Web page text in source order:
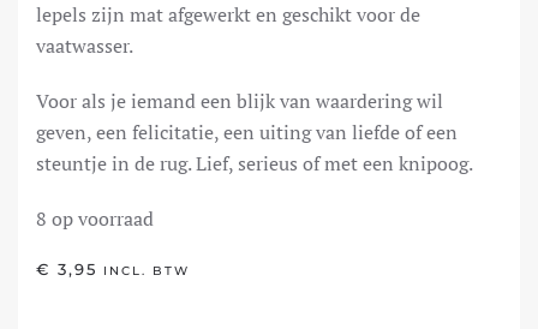
lepels zijn mat afgewerkt en geschikt voor de
vaatwasser.
Voor als je iemand een blijk van waardering wil
geven, een felicitatie, een uiting van liefde of een
steuntje in de rug. Lief, serieus of met een knipoog.
8 op voorraad
€ 3,95 INCL. BTW